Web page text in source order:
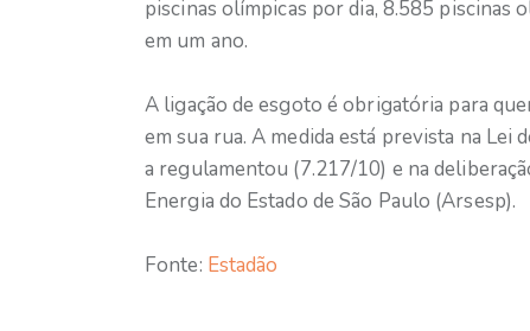
piscinas olímpicas por dia, 8.585 piscinas
em um ano.
A ligação de esgoto é obrigatória para
em sua rua. A medida está prevista na
a regulamentou (7.217/10) e na
Energia do Estado de São Paulo (Arsesp).
Fonte: Estadão